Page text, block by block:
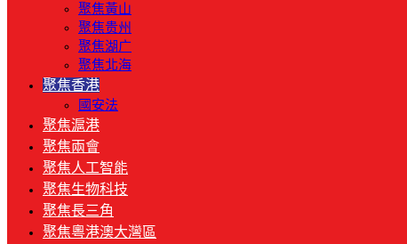
聚焦黃山
聚焦贵州
聚焦湖广
聚焦北海
聚焦香港
國安法
聚焦滬港
聚焦兩會
聚焦人工智能
聚焦生物科技
聚焦長三角
聚焦粵港澳大灣區